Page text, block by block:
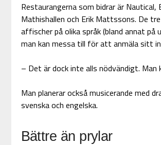
Restaurangerna som bidrar är
Mathishallen och Erik Mattssons. De
affischer på olika språk (bland annat
man kan messa till för att anmäla sitt
– Det är dock inte alls nödvändigt.
Man planerar också musicerande med
svenska och engelska.
Bättre än prylar